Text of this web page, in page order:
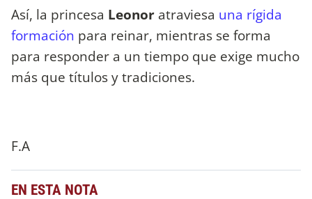
Así, la princesa Leonor atraviesa una rígida
formación para reinar, mientras se forma
para responder a un tiempo que exige mucho
más que títulos y tradiciones.
F.A
EN ESTA NOTA